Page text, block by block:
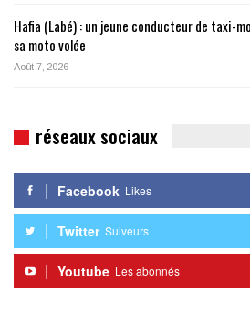
Hafia (Labé) : un jeune conducteur de taxi-
sa moto volée
Août 7, 2026
réseaux sociaux
Facebook Likes
Twitter Suiveurs
Youtube Les abonnés